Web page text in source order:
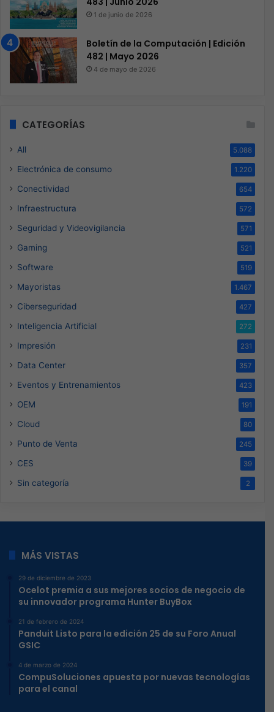
1 de junio de 2026
Boletín de la Computación | Edición
482 | Mayo 2026
4 de mayo de 2026
CATEGORÍAS
All 5.088
Electrónica de consumo 1.220
Conectividad 654
Infraestructura 572
Seguridad y Videovigilancia 571
Gaming 521
Software 519
Mayoristas 1.467
Ciberseguridad 427
Inteligencia Artificial 272
Impresión 231
Data Center 357
Eventos y Entrenamientos 423
OEM 191
Cloud 80
Punto de Venta 245
CES 39
Sin categoría 2
MÁS VISTAS
29 de diciembre de 2023
Ocelot premia a sus mejores socios de negocio de
su innovador programa Hunter BuyBox
21 de febrero de 2024
Panduit Listo para la edición 25 de su Foro Anual
GSIC
4 de marzo de 2024
CompuSoluciones apuesta por nuevas tecnologías
para el canal